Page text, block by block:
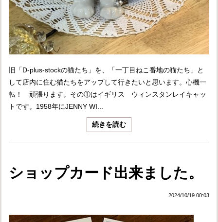
旧「D-plus-stockの猫たち」を、「一丁目ねこ番地の猫たち」と
して店内に住む猫たちをアップして行きたいと思います。心機一
転！ 頑張ります。その①はイギリス ウィンスタンレイキャッ
トです。1958年にJENNY WI...
続きを読む
ショップカード出来ました。
2024/10/19 00:03